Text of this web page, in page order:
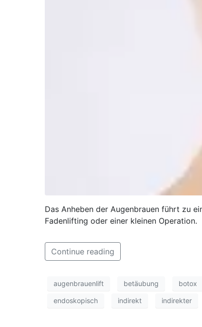
Das Anheben der Augenbrauen führt zu
Fadenlifting oder einer kleinen Operation.
Continue reading
augenbrauenlift betäubung botox
endoskopisch indirekt indirekter